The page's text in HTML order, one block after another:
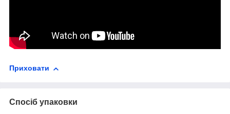
Приховати
Спосіб упаковки